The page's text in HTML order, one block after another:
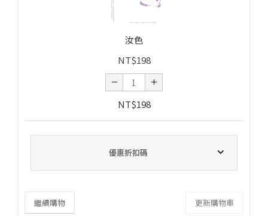
汝色
NT$198
NT$198
優惠折扣碼
繼續購物 更新購物車